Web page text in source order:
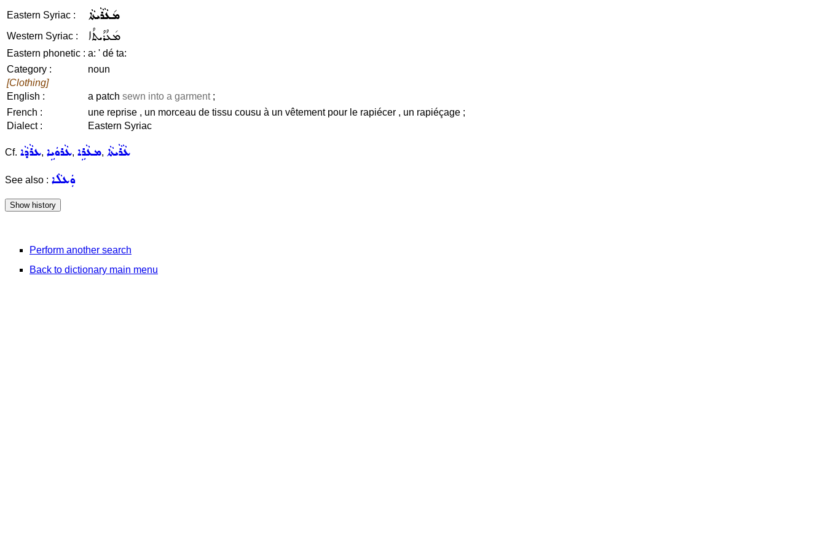
Eastern Syriac : ܡ݇ܥܵܪܵܝܬܵܐ
Western Syriac : ܡ݇ܥܳܪܳܝܬܳܐ
Eastern phonetic : a: ' dé ta:
Category :
noun
[Clothing]
English :
a patch sewn into a garment;
French :
une reprise , un morceau de tissu cousu à un vêtement pour le rapiécer , un rapiéçage ;
Dialect :
Eastern Syriac
Cf. ܥܪܵܕܵܐ, ܥܵܪܘܿܝܹܐ, ܡܥܵܪܹܐ, ܥܵܪܵܝܬܵܐ
See also : ܘܲܥܠܵܐ
Perform another search
Back to dictionary main menu